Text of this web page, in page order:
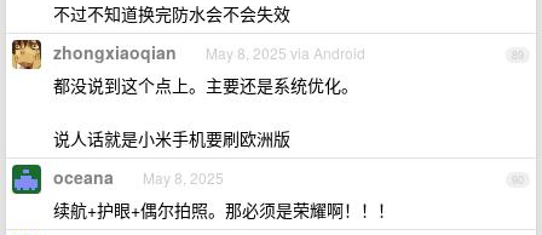
不过不知道换完防水会不会失效
89
zhongxiaoqian May 8, 2025 via Android
都没说到这个点上。主要还是系统优化。
说人话就是小米手机要刷欧洲版
90
oceana May 8, 2025
续航+护眼+偶尔拍照。那必须是荣耀啊！！！